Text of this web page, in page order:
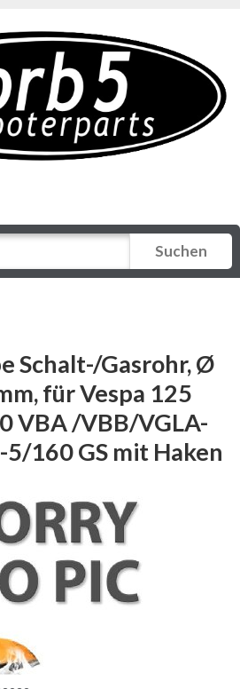
Suchen
Schalt-/Gasrohr, Ø
für Vespa 125
VBA /VBB/VGLA-
5/160 GS mit Haken